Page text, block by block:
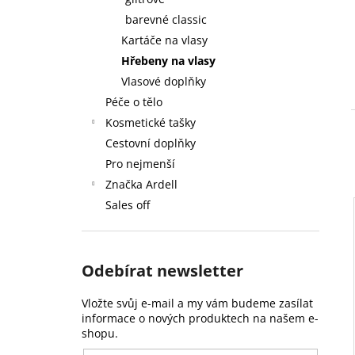
barevné classic
Kartáče na vlasy
Hřebeny na vlasy
Vlasové doplňky
Péče o tělo
Kosmetické tašky
Cestovní doplňky
Pro nejmenší
Značka Ardell
Sales off
Odebírat newsletter
Vložte svůj e-mail a my vám budeme zasílat
informace o nových produktech na našem e-
shopu.